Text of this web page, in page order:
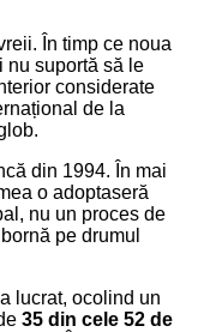
În timp ce noua
nu suportă să le
considerate
de la
din 1994. În mai
o adoptaseră
nu un proces de
pe drumul
lucrat, ocolind un
35 din cele 52 de